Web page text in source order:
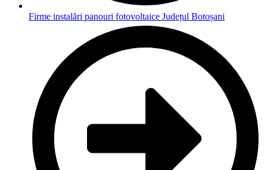
Firme instalări panouri fotovoltaice Județul Botoșani